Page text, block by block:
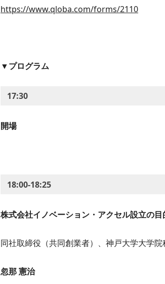
https://www.qloba.com/forms/2110
▼プログラム
17:30
開場
18:00-18:25
株式会社イノベーション・アクセル設立の
同社取締役（共同創業者）、神戸大学大学
忽那 憲治